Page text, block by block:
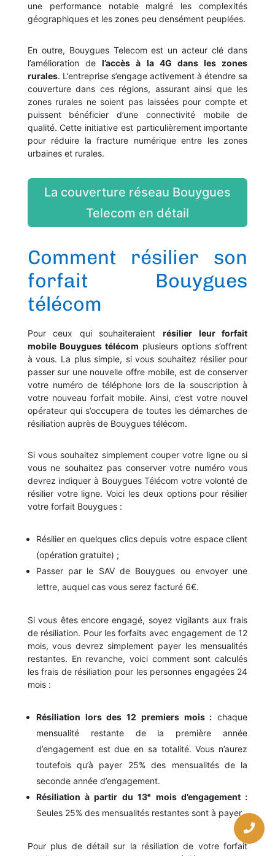
une performance notable malgré les complexités
géographiques et les zones peu densément peuplées.
En outre, Bouygues Telecom est un acteur clé dans
l’amélioration del’accès à la 4G dans les zones
rurales. L’entreprise s’engage activement à étendre sa
couverture dans ces régions, assurant ainsi que les
zones rurales ne soient pas laissées pour compte et
puissent bénéficier d’une connectivité mobile de
qualité. Cette initiative est particulièrement importante
pour réduire la fracture numérique entre les zones
urbaines et rurales.
La couverture réseau Bouygues
Telecom en détail
Comment résilier son
forfait Bouygues
télécom
Pour ceux qui souhaiteraientrésilier leur forfait
mobile Bouygues télécom plusieurs options s’offrent
à vous. La plus simple, si vous souhaitez résilier pour
passer sur une nouvelle offre mobile, est de conserver
votre numéro de téléphone lors de la souscription à
votre nouveau forfait mobile. Ainsi, c’est votre nouvel
opérateur qui s’occupera de toutes les démarches de
résiliation auprès de Bouygues télécom.
Si vous souhaitez simplement couper votre ligne ou si
vous ne souhaitez pas conserver votre numéro vous
devrez indiquer à Bouygues Télécom votre volonté de
résilier votre ligne. Voici les deux options pour résilier
votre forfait Bouygues :
Résilier en quelques clics depuis votre espace client
(opération gratuite) ;
Passer par le SAV de Bouygues ou envoyer une
lettre, auquel cas vous serez facturé 6€.
Si vous êtes encore engagé, soyez vigilants aux frais
de résiliation. Pour les forfaits avec engagement de 12
mois, vous devrez simplement payer les mensualités
restantes. En revanche, voici comment sont calculés
les frais de résiliation pour les personnes engagées 24
mois :
Résiliation lors des 12 premiers mois : chaque
mensualité restante de la première année
d’engagement est due en sa totalité. Vous n’aurez
toutefois qu’à payer 25% des mensualités de la
seconde année d’engagement.
Résiliation à partir du 13ᵉ mois d’engagement :
Seules 25% des mensualités restantes sont à payer.
Pour plus de détail sur la résiliation de votre forfait